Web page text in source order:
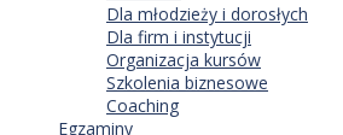
Dla młodzieży i dorosłych
Dla firm i instytucji
Organizacja kursów
Szkolenia biznesowe
Coaching
Egzaminy